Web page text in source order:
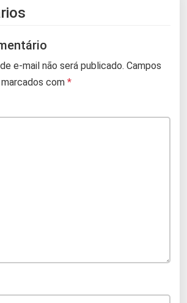
e-mail não será publicado. Campos
com *